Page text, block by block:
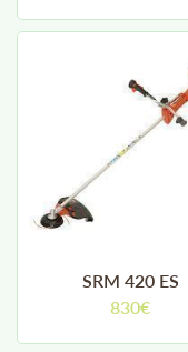
SRM 420 ES
830€